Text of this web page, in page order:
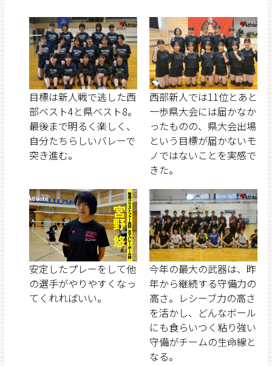
目標は新人戦で逃した西
部ベスト4と県ベスト8。
最後まで明るく楽しく、
自分たちらしいバレーで
突き進む。
西部新人では11位とあと
一歩県大会には届かなか
ったものの、県大会出場
という目標が届かないモ
ノではないことを実感で
きた。
安定したプレーをして他
の選手がやりやすくなっ
てくれればいい。
今年の最大の武器は、昨
年から継続する守備力の
高さ。レシーブ力の高さ
を活かし、どんなボール
にも食らいつく粘り強い
守備がチームの生命線と
なる。